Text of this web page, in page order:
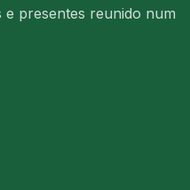
presentes reunido num